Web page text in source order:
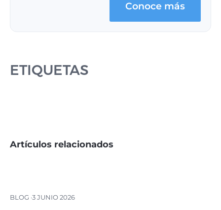
Conoce más
ETIQUETAS
Artículos relacionados
BLOG ·3 JUNIO 2026